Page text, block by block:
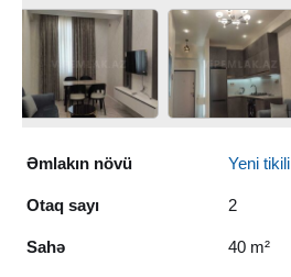
Əmlakın növü Yeni tikili
Otaq sayı 2
Sahə 40 m²